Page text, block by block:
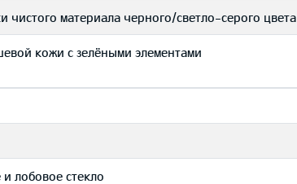
чистого материала черного/светло-серого цвета
кожи с зелёными элементами
лобовое стекло